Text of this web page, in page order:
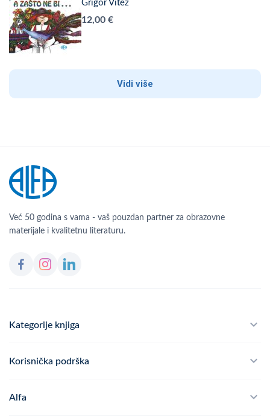
Grigor Vitez
12,00 €
Vidi više
Već 50 godina s vama - vaš pouzdan partner za obrazovne
materijale i kvalitetnu literaturu.
Kategorije knjiga
Školski program
Korisnička podrška
Često postavljana pitanja
Alfa